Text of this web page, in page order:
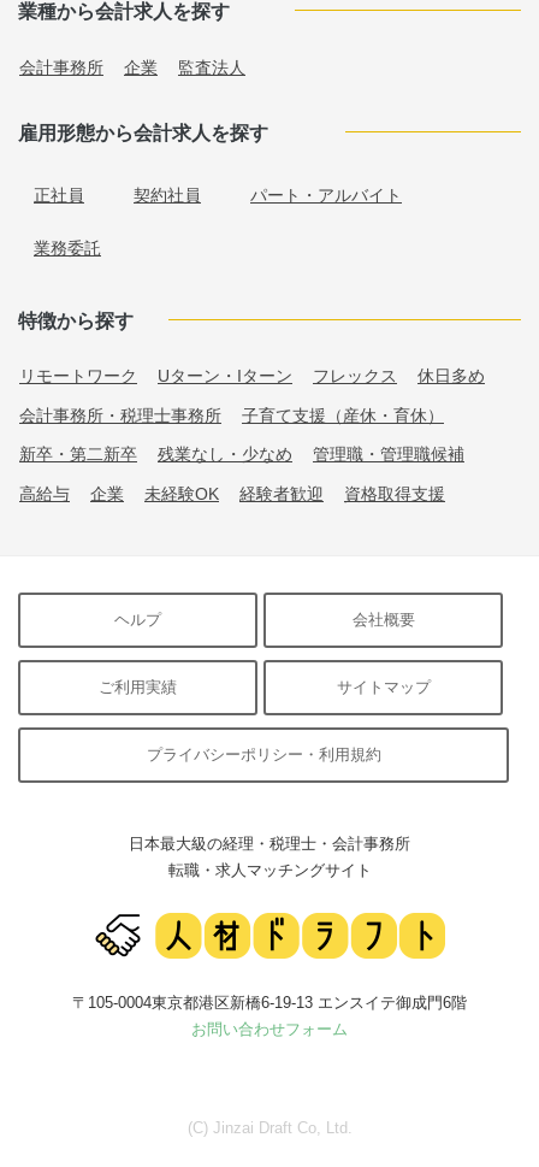
業種から会計求人を探す
会計事務所 企業 監査法人
雇用形態から会計求人を探す
正社員 契約社員 パート・アルバイト
業務委託
特徴から探す
リモートワーク Uターン・Iターン フレックス 休日多め
会計事務所・税理士事務所 子育て支援（産休・育休）
新卒・第二新卒 残業なし・少なめ 管理職・管理職候補
高給与 企業 未経験OK 経験者歓迎 資格取得支援
ヘルプ 会社概要
ご利用実績 サイトマップ
プライバシーポリシー・利用規約
日本最大級の経理・税理士・会計事務所
転職・求人マッチングサイト
〒105-0004東京都港区新橋6-19-13 エンスイテ御成門6階
お問い合わせフォーム
(C) Jinzai Draft Co, Ltd.